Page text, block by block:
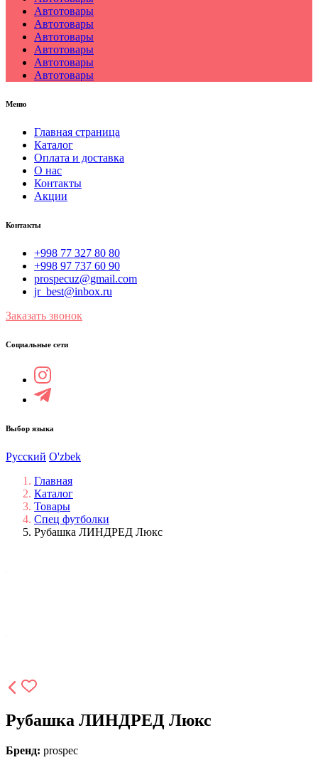
Автотовары
Автотовары
Автотовары
Автотовары
Автотовары
Автотовары
Меню
Главная страница
Каталог
Оплата и доставка
О нас
Контакты
Акции
Контакты
+998 77 327 80 80
+998 97 737 60 90
prospecuz@gmail.com
jr_best@inbox.ru
Заказать звонок
Социальные сети
Выбор языка
Русский O'zbek
Главная
Каталог
Товары
Спец футболки
Рубашка ЛИНДРЕД Люкс
Рубашка ЛИНДРЕД Люкс
Бренд: prospec